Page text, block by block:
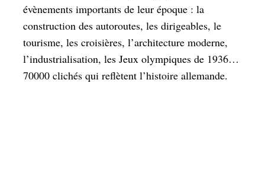
évènements importants de leur époque : la
construction des autoroutes, les dirigeables, le
tourisme, les croisières, l’architecture moderne,
l’industrialisation, les Jeux olympiques de 1936…
70000 clichés qui reflètent l’histoire allemande.